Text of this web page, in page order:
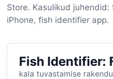
Store. Kasulikud
iPhone, fish identifier app.
Fish Identifier:
kala tuvastamise